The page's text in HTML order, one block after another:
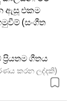
ඇසූ එකම
(සංගීත
ගීතය
කරන ලද්දකි)